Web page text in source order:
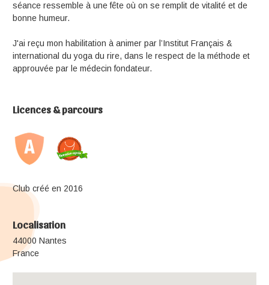
séance ressemble à une fête où on se remplit de vitalité et de
bonne humeur.
J'ai reçu mon habilitation à animer par l’Institut Français &
international du yoga du rire, dans le respect de la méthode et
approuvée par le médecin fondateur.
Licences & parcours
Club créé en 2016
Localisation
44000 Nantes
France